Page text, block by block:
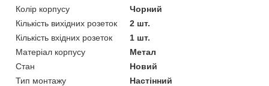
Колір корпусу
Чорний
Кількість вихідних розеток
2 шт.
Кількість вхідних розеток
1 шт.
Матеріал корпусу
Метал
Стан
Новий
Тип монтажу
Настінний